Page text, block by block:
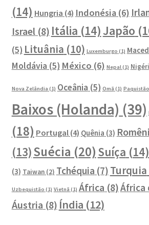
(14) Hungria (4) Indonésia(6)
Israel(8) Itália (14)Japão
(5) Lituânia (10) Luxemburgo (1)
Moldávia (5) México (6) Nepal(1)
Nova Zelândia (1) Oceânia (5) Omã (1) Paquistão
Baixos (Holanda) (39)
(18) Portugal(4) Quênia (3)
(13)Suécia (20) Suíça (14)
(3) Taiwan(2) Tchéquia (7) Turquia
Uzbequistão (1) Vietnã (1) África (8)África
Áustria (8) Índia (12)